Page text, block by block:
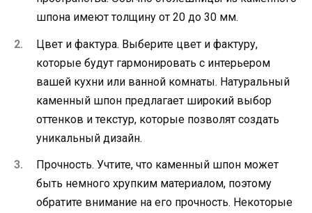
шпона имеют толщину от 20 до 30 мм.
Цвет и фактура. Выберите цвет и фактуру,
которые будут гармонировать с интерьером
вашей кухни или ванной комнаты. Натуральный
каменный шпон предлагает широкий выбор
оттенков и текстур, которые позволят создать
уникальный дизайн.
Прочность. Учтите, что каменный шпон может
быть немного хрупким материалом, поэтому
обратите внимание на его прочность. Некоторые